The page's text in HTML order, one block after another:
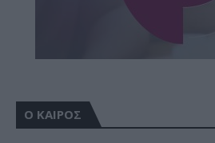
Ο ΚΑΙΡΟΣ